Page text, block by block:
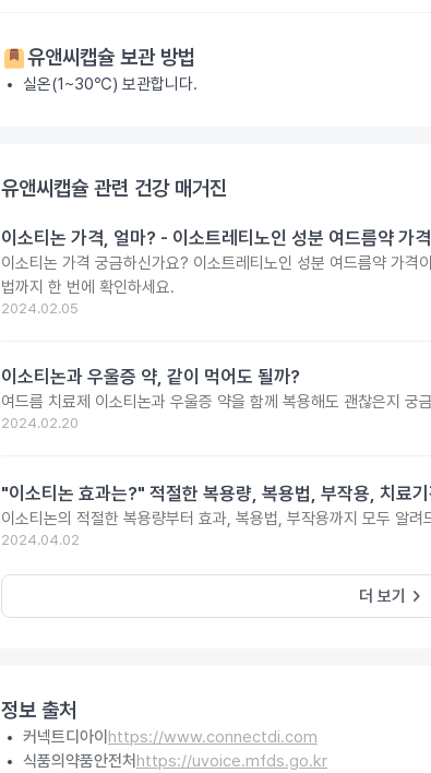
유앤씨캡슐 보관 방법
실온(1~30℃) 보관합니다.
유앤씨캡슐 관련 건강 매거진
이소티논 가격, 얼마? - 이소트레티노인 성분 여드름약 가
이소티논 가격 궁금하신가요? 이소트레티노인 성분 여드름약 가격
법까지 한 번에 확인하세요.
2024.02.05
이소티논과 우울증 약, 같이 먹어도 될까?
여드름 치료제 이소티논과 우울증 약을 함께 복용해도 괜찮은지 궁
2024.02.20
"이소티논 효과는?" 적절한 복용량, 복용법, 부작용, 치료기
이소티논의 적절한 복용량부터 효과, 복용법, 부작용까지 모두 알려
2024.04.02
더 보기 keyboard_arrow_right
정보 출처
커넥트디아이 https://www.connectdi.com
식품의약품안전처 https://uvoice.mfds.go.kr